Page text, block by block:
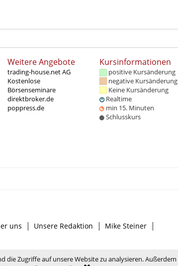
Weitere Angebote
trading-house.net AG
Kostenlose
Börsenseminare
direktbroker.de
poppress.de
Kursinformationen
positive Kursänderung
negative Kursänderung
Keine Kursänderung
Realtime
min 15. Minuten
Schlusskurs
uns | Unsere Redaktion | Mike Steiner |
Zugriffe auf unsere Website zu analysieren. Außerdem